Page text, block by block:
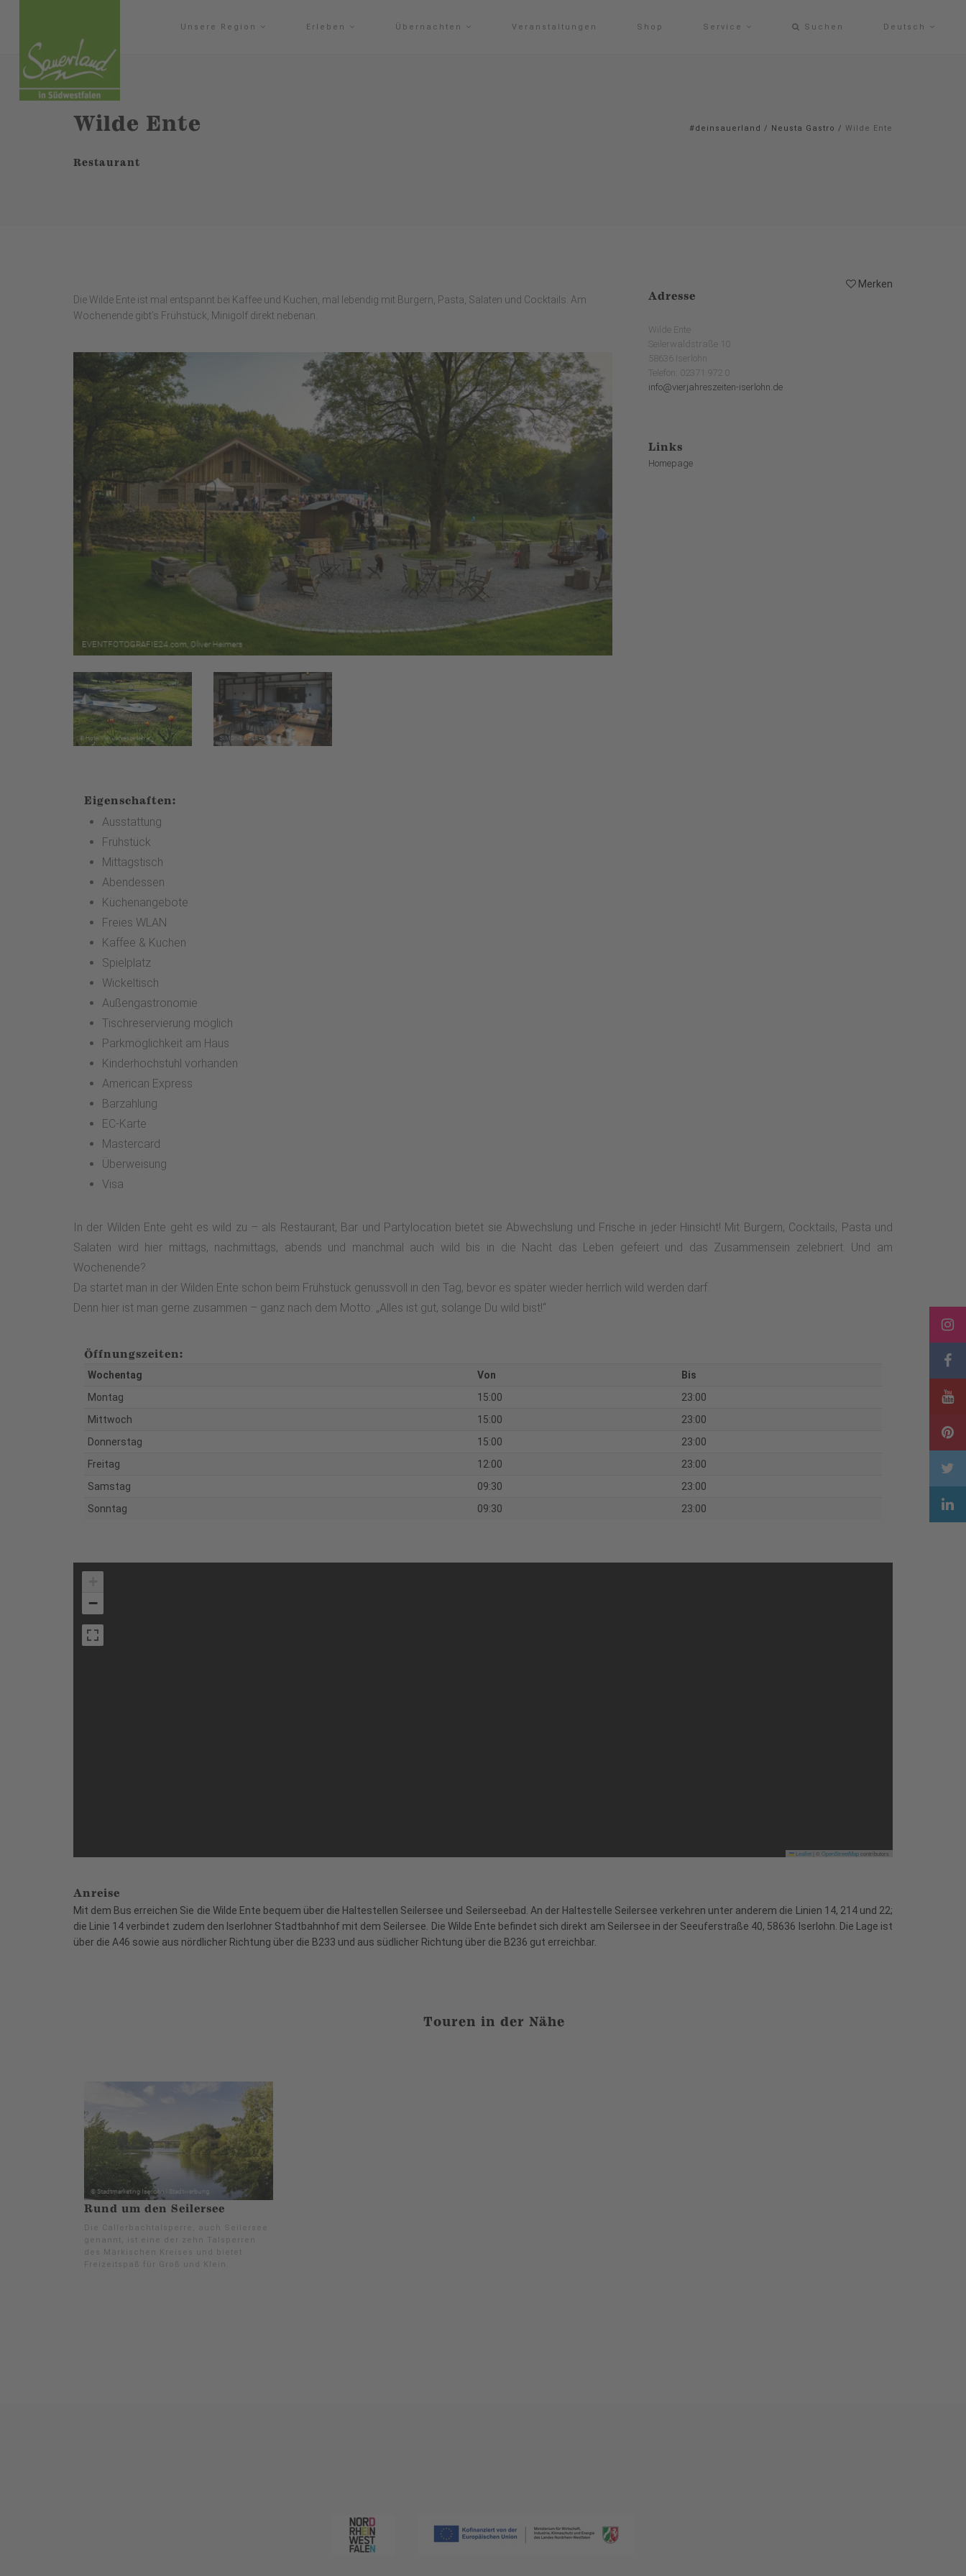
Unsere Region Erleben Übernachten Veranstaltungen Shop Service Suchen Deutsch
Wilde Ente
Restaurant
#deinsauerland / Neusta Gastro / Wilde Ente
Merken
Die Wilde Ente ist mal entspannt bei Kaffee und Kuchen, mal lebendig mit Burgern, Pasta, Salaten und Cocktails. Am
Wochenende gibt’s Frühstück, Minigolf direkt nebenan.
Adresse
Wilde Ente
Seilerwaldstraße 10
58636 Iserlohn
Telefon: 02371 972 0
info@vierjahreszeiten-iserlohn.de
Links
Homepage
Eigenschaften:
Ausstattung
Frühstück
Mittagstisch
Abendessen
Küchenangebote
Freies WLAN
Kaffee & Kuchen
Spielplatz
Wickeltisch
Außengastronomie
Tischreservierung möglich
Parkmöglichkeit am Haus
Kinderhochstuhl vorhanden
American Express
Barzahlung
EC-Karte
Mastercard
Überweisung
Visa
In der Wilden Ente geht es wild zu – als Restaurant, Bar und Partylocation bietet sie Abwechslung und Frische in jeder Hinsicht! Mit Burgern, Cocktails, Pasta und
Salaten wird hier mittags, nachmittags, abends und manchmal auch wild bis in die Nacht das Leben gefeiert und das Zusammensein zelebriert. Und am
Wochenende?
Da startet man in der Wilden Ente schon beim Frühstück genussvoll in den Tag, bevor es später wieder herrlich wild werden darf.
Denn hier ist man gerne zusammen – ganz nach dem Motto: „Alles ist gut, solange Du wild bist!“
Öffnungszeiten:
Wochentag Von
Bis
Montag
15:00
23:00
Mittwoch
15:00
23:00
Donnerstag
15:00
23:00
Freitag
12:00
23:00
Samstag
09:30
23:00
Sonntag
09:30 23:00
−
Leaflet OpenStreetMapcontributors
Anreise
Mit dem Bus erreichen Sie die Wilde Ente bequem über die Haltestellen Seilersee und Seilerseebad. An der Haltestelle Seilersee verkehren unter anderem die Linien 14, 214 und 22;
die Linie 14 verbindet zudem den Iserlohner Stadtbahnhof mit dem Seilersee. Die Wilde Ente befindet sich direkt am Seilersee in der Seeuferstraße 40, 58636 Iserlohn. Die Lage ist
über die A46 sowie aus nördlicher Richtung über die B233 und aus südlicher Richtung über die B236 gut erreichbar.
Touren in der Nähe
Rund um den Seilersee
Die Callerbachtalsperre, auch Seilersee
genannt, ist eine der zehn Talsperren
des Märkischen Kreises und bietet
Freizeitspaß für Groß und Klein.